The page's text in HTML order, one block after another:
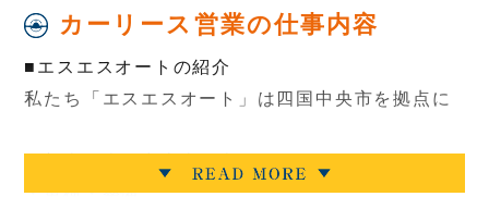
カーリース営業の仕事内容
■エスエスオートの紹介
私たち「エスエスオート」は四国中央市を拠点に
・車検・整備